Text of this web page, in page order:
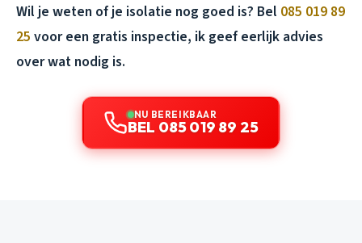
Wil je weten of je isolatie nog goed is? Bel 085 019 89
25 voor een gratis inspectie, ik geef eerlijk advies
over wat nodig is.
NU BEREIKBAAR
BEL 085 019 89 25